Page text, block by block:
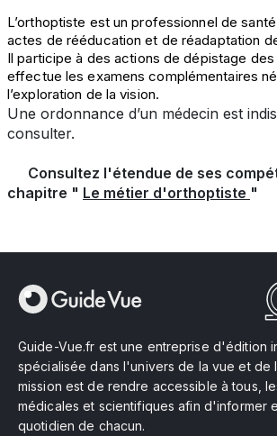
L’orthoptiste est un professionnel de
actes de rééducation et de réadaptation
Il participe à des actions de dépistage
effectue les examens complémentaires
l’exploration de la vision.
Une ordonnance d’un médecin est
consulter.
Consultez l'étendue de ses
chapitre " Le métier d'orthoptiste "
Guide-Vue.fr est une entreprise d'édition
spécialisée dans l'univers de la vue et de
mission est de rendre accessible à tous,
médicales et scientifiques afin d'informer
quotidien de chacun.